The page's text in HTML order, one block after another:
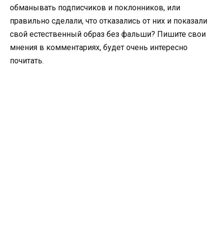
обманывать подписчиков и поклонников, или
правильно сделали, что отказались от них и показали
свой естественный образ без фальши? Пишите свои
мнения в комментариях, будет очень интересно
почитать.